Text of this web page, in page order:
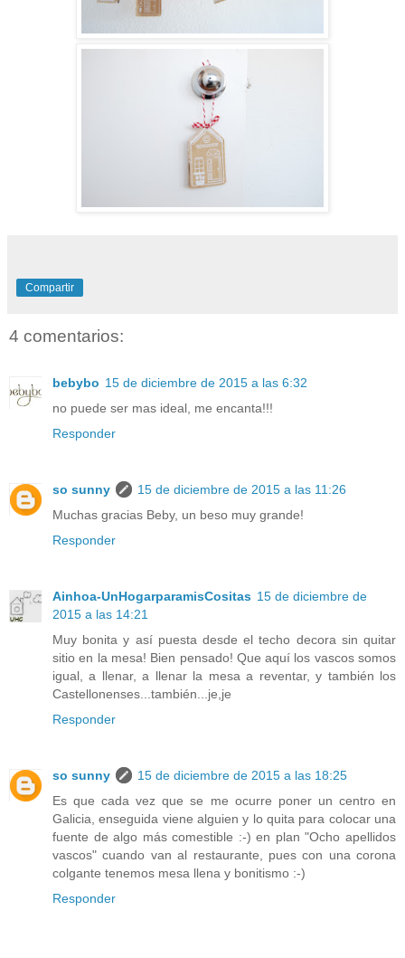
Compartir
4 comentarios:
bebybo 15 de diciembre de 2015 a las 6:32
no puede ser mas ideal, me encanta!!!
Responder
so sunny
15 de diciembre de 2015 a las 11:26
Muchas gracias Beby, un beso muy grande!
Responder
Ainhoa-UnHogarparamisCositas 15 de diciembre de
2015 a las 14:21
Muy bonita y así puesta desde el techo decora sin quitar
sitio en la mesa! Bien pensado! Que aquí los vascos somos
igual, a llenar, a llenar la mesa a reventar, y también los
Castellonenses...también...je,je
Responder
so sunny
15 de diciembre de 2015 a las 18:25
Es que cada vez que se me ocurre poner un centro en
Galicia, enseguida viene alguien y lo quita para colocar una
fuente de algo más comestible :-) en plan "Ocho apellidos
vascos" cuando van al restaurante, pues con una corona
colgante tenemos mesa llena y bonitismo :-)
Responder